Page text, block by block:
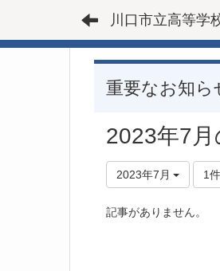
川口市立高等学
重要なお知ら
2023年7
2023年7月 1件
記事がありません。